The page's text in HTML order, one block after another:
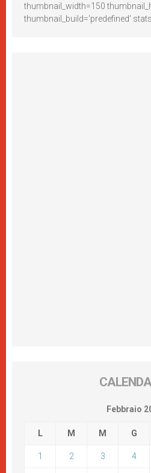
thumbnail_width=150
thumbnail_build='predefined'
Febbraio
L M M G
1 2 3 4